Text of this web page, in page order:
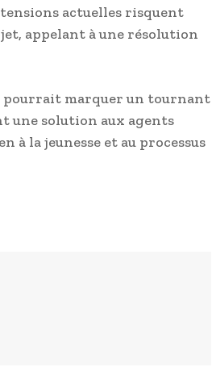
actuelles risquent
appelant à une résolution
pourrait marquer un tournant
une solution aux agents
à la jeunesse et au processus